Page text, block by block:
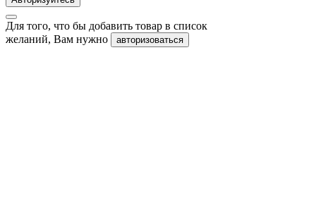
Для того, что бы добавить товар в список
желаний, Вам нужно
авторизоваться